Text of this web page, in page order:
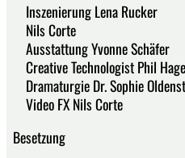
Inszenierung Lena Rucker
Nils Corte
Ausstattung Yvonne Schäfer
Creative Technologist Phil
Dramaturgie Dr. Sophie
Video FX Nils Corte
Besetzung